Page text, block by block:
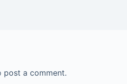
post a comment.